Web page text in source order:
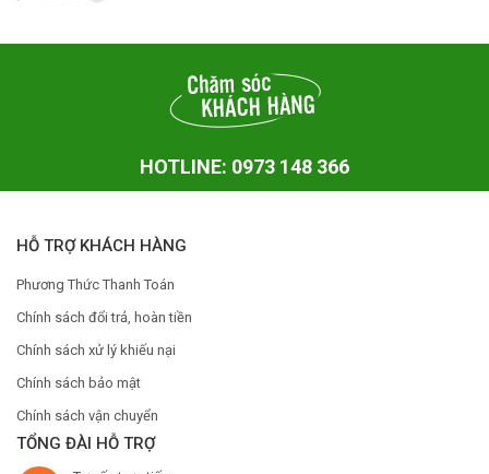
HOTLINE: 0973 148 366
HỖ TRỢ KHÁCH HÀNG
Phương Thức Thanh Toán
Chính sách đổi trả, hoàn tiền
Chính sách xử lý khiếu nại
Chính sách bảo mật
Chính sách vận chuyển
TỔNG ĐÀI HỖ TRỢ